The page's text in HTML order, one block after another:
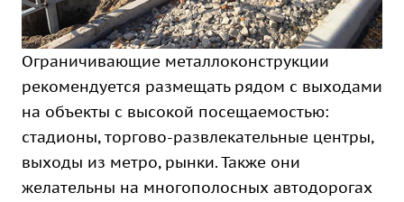
Ограничивающие металлоконструкции
рекомендуется размещать рядом с выходами
на объекты с высокой посещаемостью:
стадионы, торгово-развлекательные центры,
выходы из метро, рынки. Также они
желательны на многополосных автодорогах